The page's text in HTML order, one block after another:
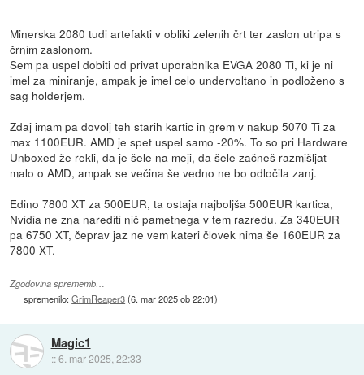
Minerska 2080 tudi artefakti v obliki zelenih črt ter zaslon utripa s
črnim zaslonom.
Sem pa uspel dobiti od privat uporabnika EVGA 2080 Ti, ki je ni
imel za miniranje, ampak je imel celo undervoltano in podloženo s
sag holderjem.
Zdaj imam pa dovolj teh starih kartic in grem v nakup 5070 Ti za
max 1100EUR. AMD je spet uspel samo -20%. To so pri Hardware
Unboxed že rekli, da je šele na meji, da šele začneš razmišljat
malo o AMD, ampak se večina še vedno ne bo odločila zanj.
Edino 7800 XT za 500EUR, ta ostaja najboljša 500EUR kartica,
Nvidia ne zna narediti nič pametnega v tem razredu. Za 340EUR
pa 6750 XT, čeprav jaz ne vem kateri človek nima še 160EUR za
7800 XT.
Zgodovina sprememb…
spremenilo:GrimReaper3(6. mar 2025 ob 22:01)
Magic1
::6. mar 2025, 22:33